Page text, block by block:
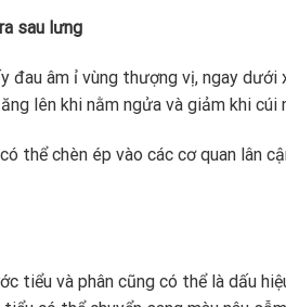
sau lưng
đau âm ỉ vùng thượng vị, ngay dưới
lên khi nằm ngửa và giảm khi cúi
thể chèn ép vào các cơ quan lân
tiểu và phân cũng có thể là dấu